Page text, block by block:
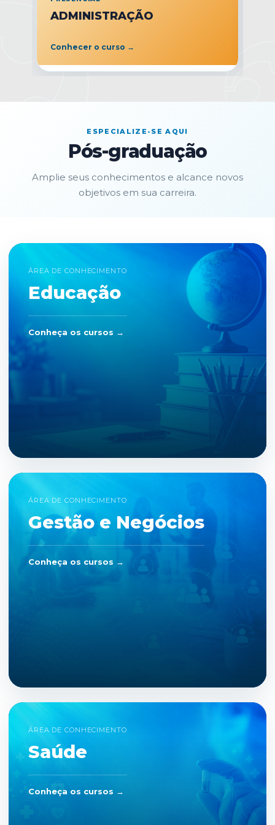
ADMINISTRAÇÃO
Conhecer o curso →
ESPECIALIZE-SE AQUI
Pós-graduação
Amplie seus conhecimentos e alcance novos
objetivos em sua carreira.
ÁREA DE CONHECIMENTO
Educação
Conheça os cursos →
ÁREA DE CONHECIMENTO
Gestão e Negócios
Conheça os cursos →
ÁREA DE CONHECIMENTO
Saúde
Conheça os cursos →